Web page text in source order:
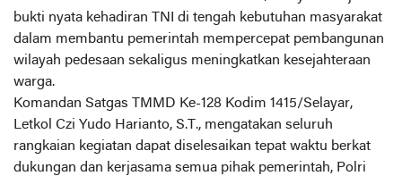
bukti nyata kehadiran TNI di tengah kebutuhan masyarakat
dalam membantu pemerintah mempercepat pembangunan
wilayah pedesaan sekaligus meningkatkan kesejahteraan
warga.
Komandan Satgas TMMD Ke-128 Kodim 1415/Selayar,
Letkol Czi Yudo Harianto, S.T., mengatakan seluruh
rangkaian kegiatan dapat diselesaikan tepat waktu berkat
dukungan dan kerjasama semua pihak pemerintah, Polri